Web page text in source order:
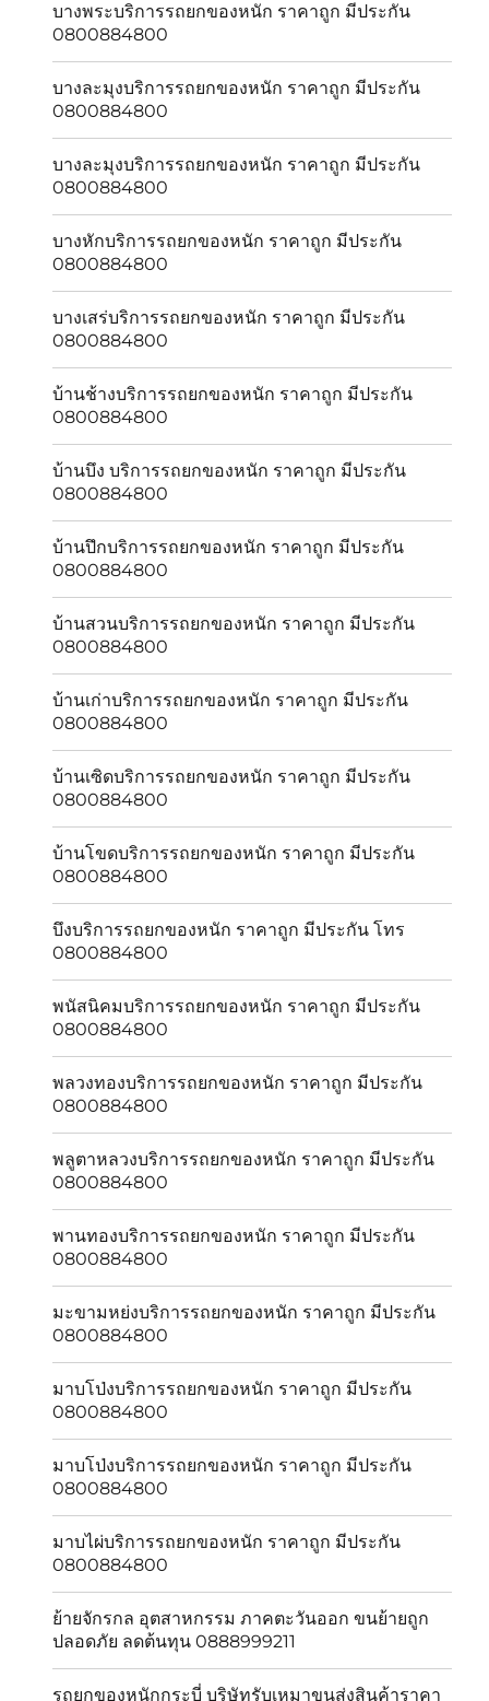
บางพระบริการรถยกของหนัก ราคาถูก มีประกัน
0800884800
บางละมุงบริการรถยกของหนัก ราคาถูก มีประกัน
0800884800
บางละมุงบริการรถยกของหนัก ราคาถูก มีประกัน
0800884800
บางหักบริการรถยกของหนัก ราคาถูก มีประกัน
0800884800
บางเสร่บริการรถยกของหนัก ราคาถูก มีประกัน
0800884800
บ้านช้างบริการรถยกของหนัก ราคาถูก มีประกัน
0800884800
บ้านบึง บริการรถยกของหนัก ราคาถูก มีประกัน
0800884800
บ้านปึกบริการรถยกของหนัก ราคาถูก มีประกัน
0800884800
บ้านสวนบริการรถยกของหนัก ราคาถูก มีประกัน
0800884800
บ้านเก่าบริการรถยกของหนัก ราคาถูก มีประกัน
0800884800
บ้านเซิดบริการรถยกของหนัก ราคาถูก มีประกัน
0800884800
บ้านโขดบริการรถยกของหนัก ราคาถูก มีประกัน
0800884800
บึงบริการรถยกของหนัก ราคาถูก มีประกัน โทร
0800884800
พนัสนิคมบริการรถยกของหนัก ราคาถูก มีประกัน
0800884800
พลวงทองบริการรถยกของหนัก ราคาถูก มีประกัน
0800884800
พลูตาหลวงบริการรถยกของหนัก ราคาถูก มีประกัน
0800884800
พานทองบริการรถยกของหนัก ราคาถูก มีประกัน
0800884800
มะขามหย่งบริการรถยกของหนัก ราคาถูก มีประกัน
0800884800
มาบโป่งบริการรถยกของหนัก ราคาถูก มีประกัน
0800884800
มาบโป่งบริการรถยกของหนัก ราคาถูก มีประกัน
0800884800
มาบไผ่บริการรถยกของหนัก ราคาถูก มีประกัน
0800884800
ย้ายจักรกล อุตสาหกรรม ภาคตะวันออก ขนย้ายถูก
ปลอดภัย ลดต้นทุน 0888999211
รถยกของหนักกระบี่ บริษัทรับเหมาขนส่งสินค้าราคา